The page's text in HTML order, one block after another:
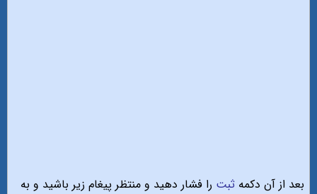
بعد از آن دکمه ثبت را فشار دهید و منتظر پیغام زیر باشید و به